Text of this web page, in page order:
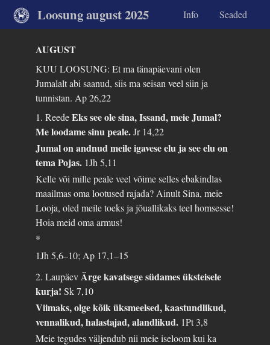
Loosung august 2025 Info Seaded
AUGUST
KUU LOOSUNG: Et ma tänapäevani olen
Jumalalt abi saanud, siis ma seisan veel siin ja
tunnistan. Ap 26,22
1. ReedeEks see ole sina, Issand, meie Jumal?
Me loodame sinu peale.Jr 14,22
Jumal on andnud meile igavese elu ja see elu on
tema Pojas. 1Jh 5,11
Kelle või mille peale veel võime selles ebakindlas
maailmas oma lootused rajada? Ainult Sina, meie
Looja, oled meile toeks ja jõuallikaks teel homsesse!
Hoia meid oma armus!
*
1Jh 5,6–10; Ap 17,1–15
2. Laupäev Ärge kavatsege südames üksteisele
kurja!Sk 7,10
Viimaks, olge kõik üksmeelsed, kaastundlikud,
vennalikud, halastajad, alandlikud. 1Pt 3,8
Meie tegudes väljendub nii meie iseloom kui ka